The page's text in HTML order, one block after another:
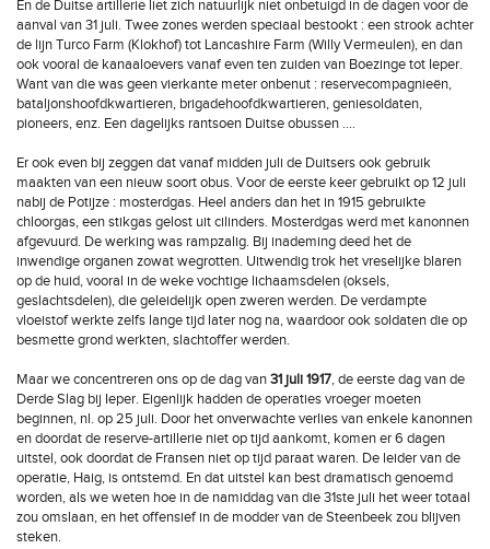
En de Duitse artillerie liet zich natuurlijk niet onbetuigd in de dagen voor de
aanval van 31 juli. Twee zones werden speciaal bestookt : een strook achter
de lijn Turco Farm (Klokhof) tot Lancashire Farm (Willy Vermeulen), en dan
ook vooral de kanaaloevers vanaf even ten zuiden van Boezinge tot Ieper.
Want van die was geen vierkante meter onbenut : reservecompagnieën,
bataljonshoofdkwartieren, brigadehoofdkwartieren, geniesoldaten,
pioneers, enz. Een dagelijks rantsoen Duitse obussen ….
Er ook even bij zeggen dat vanaf midden juli de Duitsers ook gebruik
maakten van een nieuw soort obus. Voor de eerste keer gebruikt op 12 juli
nabij de Potijze : mosterdgas. Heel anders dan het in 1915 gebruikte
chloorgas, een stikgas gelost uit cilinders. Mosterdgas werd met kanonnen
afgevuurd. De werking was rampzalig. Bij inademing deed het de
inwendige organen zowat wegrotten. Uitwendig trok het vreselijke blaren
op de huid, vooral in de weke vochtige lichaamsdelen (oksels,
geslachtsdelen), die geleidelijk open zweren werden. De verdampte
vloeistof werkte zelfs lange tijd later nog na, waardoor ook soldaten die op
besmette grond werkten, slachtoffer werden.
Maar we concentreren ons op de dag van31 juli 1917, de eerste dag van de
Derde Slag bij Ieper. Eigenlijk hadden de operaties vroeger moeten
beginnen, nl. op 25 juli. Door het onverwachte verlies van enkele kanonnen
en doordat de reserve-artillerie niet op tijd aankomt, komen er 6 dagen
uitstel, ook doordat de Fransen niet op tijd paraat waren. De leider van de
operatie, Haig, is ontstemd. En dat uitstel kan best dramatisch genoemd
worden, als we weten hoe in de namiddag van die 31ste juli het weer totaal
zou omslaan, en het offensief in de modder van de Steenbeek zou blijven
steken.